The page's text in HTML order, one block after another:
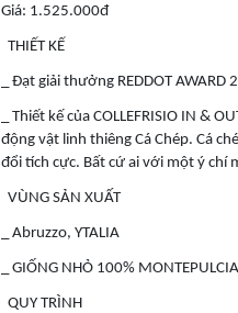
Giá: 1.525.000đ
THIẾT KẾ
_ Đạt giải thưởng REDDOT AWARD
_ Thiết kế của COLLEFRISIO IN &
động vật linh thiêng Cá Chép. Cá
đổi tích cực. Bất cứ ai với một ý chí
VÙNG SẢN XUẤT
_ Abruzzo, YTALIA
_ GIỐNG NHỎ 100%
QUY TRÌNH